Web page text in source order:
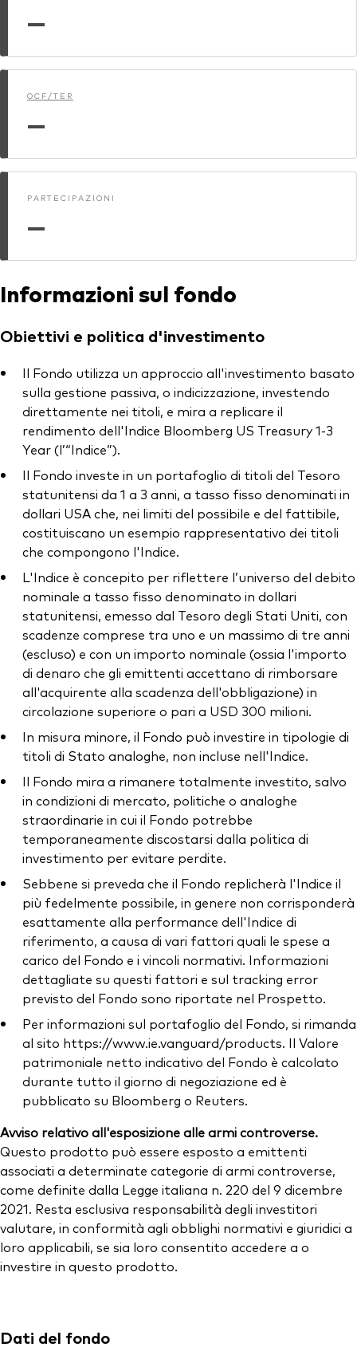
—
OCF/TER
—
PARTECIPAZIONI
—
Informazioni sul fondo
Obiettivi e politica d'investimento
Il Fondo utilizza un approccio all'investimento basato
sulla gestione passiva, o indicizzazione, investendo
direttamente nei titoli, e mira a replicare il
rendimento dell'Indice Bloomberg US Treasury 1-3
Year (l’“Indice”).
Il Fondo investe in un portafoglio di titoli del Tesoro
statunitensi da 1 a 3 anni, a tasso fisso denominati in
dollari USA che, nei limiti del possibile e del fattibile,
costituiscano un esempio rappresentativo dei titoli
che compongono l'Indice.
L'Indice è concepito per riflettere l’universo del debito
nominale a tasso fisso denominato in dollari
statunitensi, emesso dal Tesoro degli Stati Uniti, con
scadenze comprese tra uno e un massimo di tre anni
(escluso) e con un importo nominale (ossia l'importo
di denaro che gli emittenti accettano di rimborsare
all'acquirente alla scadenza dell'obbligazione) in
circolazione superiore o pari a USD 300 milioni.
In misura minore, il Fondo può investire in tipologie di
titoli di Stato analoghe, non incluse nell'Indice.
Il Fondo mira a rimanere totalmente investito, salvo
in condizioni di mercato, politiche o analoghe
straordinarie in cui il Fondo potrebbe
temporaneamente discostarsi dalla politica di
investimento per evitare perdite.
Sebbene si preveda che il Fondo replicherà l'Indice il
più fedelmente possibile, in genere non corrisponderà
esattamente alla performance dell'Indice di
riferimento, a causa di vari fattori quali le spese a
carico del Fondo e i vincoli normativi. Informazioni
dettagliate su questi fattori e sul tracking error
previsto del Fondo sono riportate nel Prospetto.
Per informazioni sul portafoglio del Fondo, si rimanda
al sito https://www.ie.vanguard/products. Il Valore
patrimoniale netto indicativo del Fondo è calcolato
durante tutto il giorno di negoziazione ed è
pubblicato su Bloomberg o Reuters.
Avviso relativo all'esposizione alle armi controverse.
Questo prodotto può essere esposto a emittenti
associati a determinate categorie di armi controverse,
come definite dalla Legge italiana n. 220 del 9 dicembre
2021. Resta esclusiva responsabilità degli investitori
valutare, in conformità agli obblighi normativi e giuridici a
loro applicabili, se sia loro consentito accedere a o
investire in questo prodotto.
Dati del fondo